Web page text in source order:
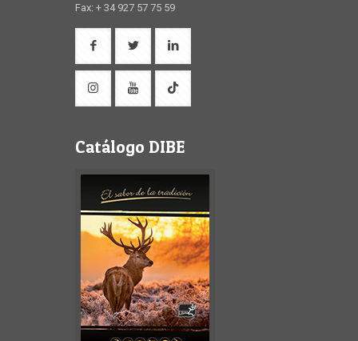
Fax: + 34 927 57 75 59
Catálogo DIBE